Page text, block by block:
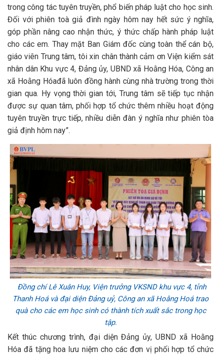
trong công tác tuyên truyền, phổ biến pháp luật cho học sinh.
Đối với phiên toà giả đình ngày hôm nay hết sức ý nghĩa,
góp phần nâng cao nhận thức, ý thức chấp hành pháp luật
cho các em. Thay mặt Ban Giám đốc cùng toàn thể cán bộ,
giáo viên Trung tâm, tôi xin chân thành cảm ơn Viện kiểm sát
nhân dân Khu vực 4, Đảng ủy, UBND xã Hoằng Hóa, Công an
xã Hoằng Hóađã luôn đồng hành cùng nhà trường trong thời
gian qua. Hy vọng thời gian tới, Trung tâm sẽ tiếp tục nhận
được sự quan tâm, phối hợp tổ chức thêm nhiều hoạt động
tuyên truyền trực tiếp, nhiều diễn đàn ý nghĩa như phiên tòa
giả định hôm nay”.
Đồng chí Lê Xuân Huy, Viện trưởng VKSND khu vực 4, tỉnh
Thanh Hoá và đại diện Đảng uỷ, Công an xã Hoằng Hoá trao
quà cho các em học sinh có thành tích xuất sắc trong học
tập.
Kết thúc chương trình, đại diện Đảng ủy, UBND xã Hoằng
Hóa đã tặng hoa lưu niệm cho các đơn vị phối hợp tổ chức